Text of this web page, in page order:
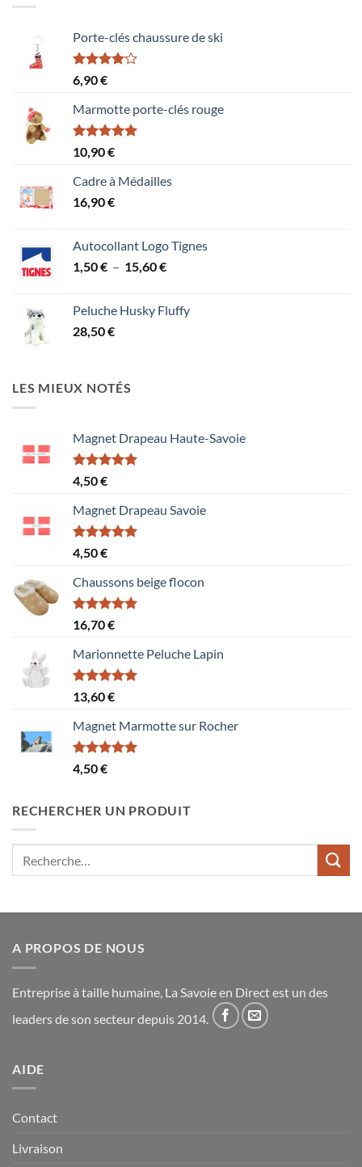
Porte-clés chaussure de ski
Note
4.00
5
6,90€
Marmotte porte-clés rouge
Note5.00
sur 5
10,90€
Cadre à Médailles
16,90€
Autocollant Logo Tignes
1,50€ – 15,60€Plage
1,50 €
Peluche Husky Fluffy
28,50€
LES MIEUX NOTÉS
Magnet Drapeau Haute-Savoie
Note5.00
sur 5
4,50€
Magnet Drapeau Savoie
Note5.00
sur 5
4,50€
Chaussons beige flocon
Note5.00
sur 5
16,70€
Marionnette Peluche Lapin
Note5.00
sur 5
13,60€
Magnet Marmotte sur Rocher
Note5.00
sur 5
4,50€
RECHERCHER UN PRODUIT
A PROPOS DE NOUS
Entreprise à taille humaine, La Savoie en Direct est un des
leaders de son secteur depuis 2014.
AIDE
Contact
Livraison